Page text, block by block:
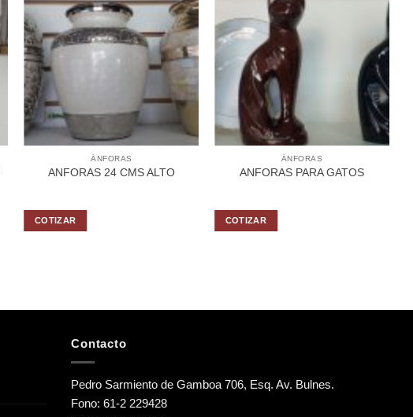
ÁNFORAS
ANFORAS 24 CMS ALTO
COTIZAR
ÁNFORAS
ANFORAS PARA GATOS
COTIZAR
Contacto
Pedro Sarmiento de Gamboa 706, Esq. Av. Bulnes.
Fono: 61-2 229428